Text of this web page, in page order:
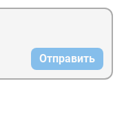
Отправить